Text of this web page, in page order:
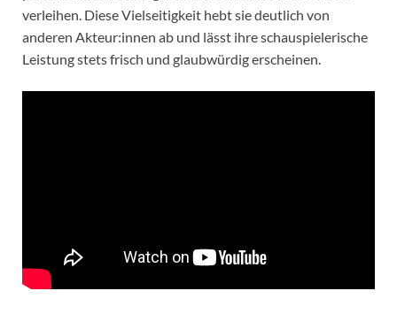
verleihen. Diese Vielseitigkeit hebt sie deutlich von
anderen Akteur:innen ab und lässt ihre schauspielerische
Leistung stets frisch und glaubwürdig erscheinen.